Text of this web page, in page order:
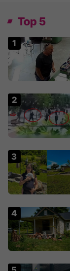
Top 5